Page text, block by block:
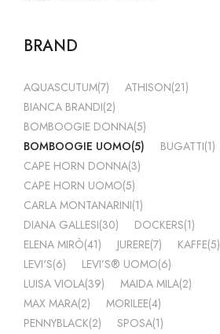
BRAND
AQUASCUTUM(7) ATHISON(21)
BIANCA BRANDI(2)
BOMBOOGIE DONNA(5)
BOMBOOGIE UOMO(5) BUGATTI(1)
CAPE HORN DONNA(3)
CAPE HORN UOMO(5)
CARLA MONTANARINI(1)
DIANA GALLESI(30) DOCKERS(1)
ELENA MIRÒ(41) JURERE(7) KAFFE(5)
LEVI'S(6) LEVI’S® UOMO(6)
LUISA VIOLA(39) MAIDA MILA(2)
MAX MARA(2) MORILEE(4)
PENNYBLACK(2) SPOSA(1)